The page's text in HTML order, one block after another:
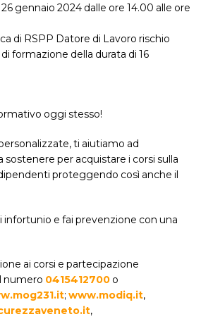
26 gennaio 2024 dalle ore 14.00 alle ore
di RSPP Datore di Lavoro rischio
formazione della durata di 16
oggi stesso!
ti aiutiamo ad
sostenere per acquistare i corsi sulla
proteggendo così anche il
infortunio e fai prevenzione con una
ai corsi e partecipazione
numero 0415412700 o
; www.modiq.it,
,